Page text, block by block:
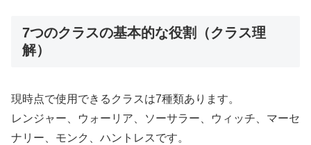
7つのクラスの基本的な役割（クラス理
解）
現時点で使用できるクラスは7種類あります。
レンジャー、ウォーリア、ソーサラー、ウィッチ、マーセ
ナリー、モンク、ハントレスです。